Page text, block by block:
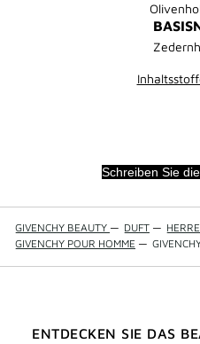
Schreiben Sie
GIVENCHY BEAUTY — DUFT —
GIVENCHY POUR HOMME —
ENTDECKEN SIE DAS